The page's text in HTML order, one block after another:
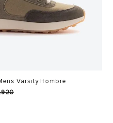
Varsity Hombre
.920